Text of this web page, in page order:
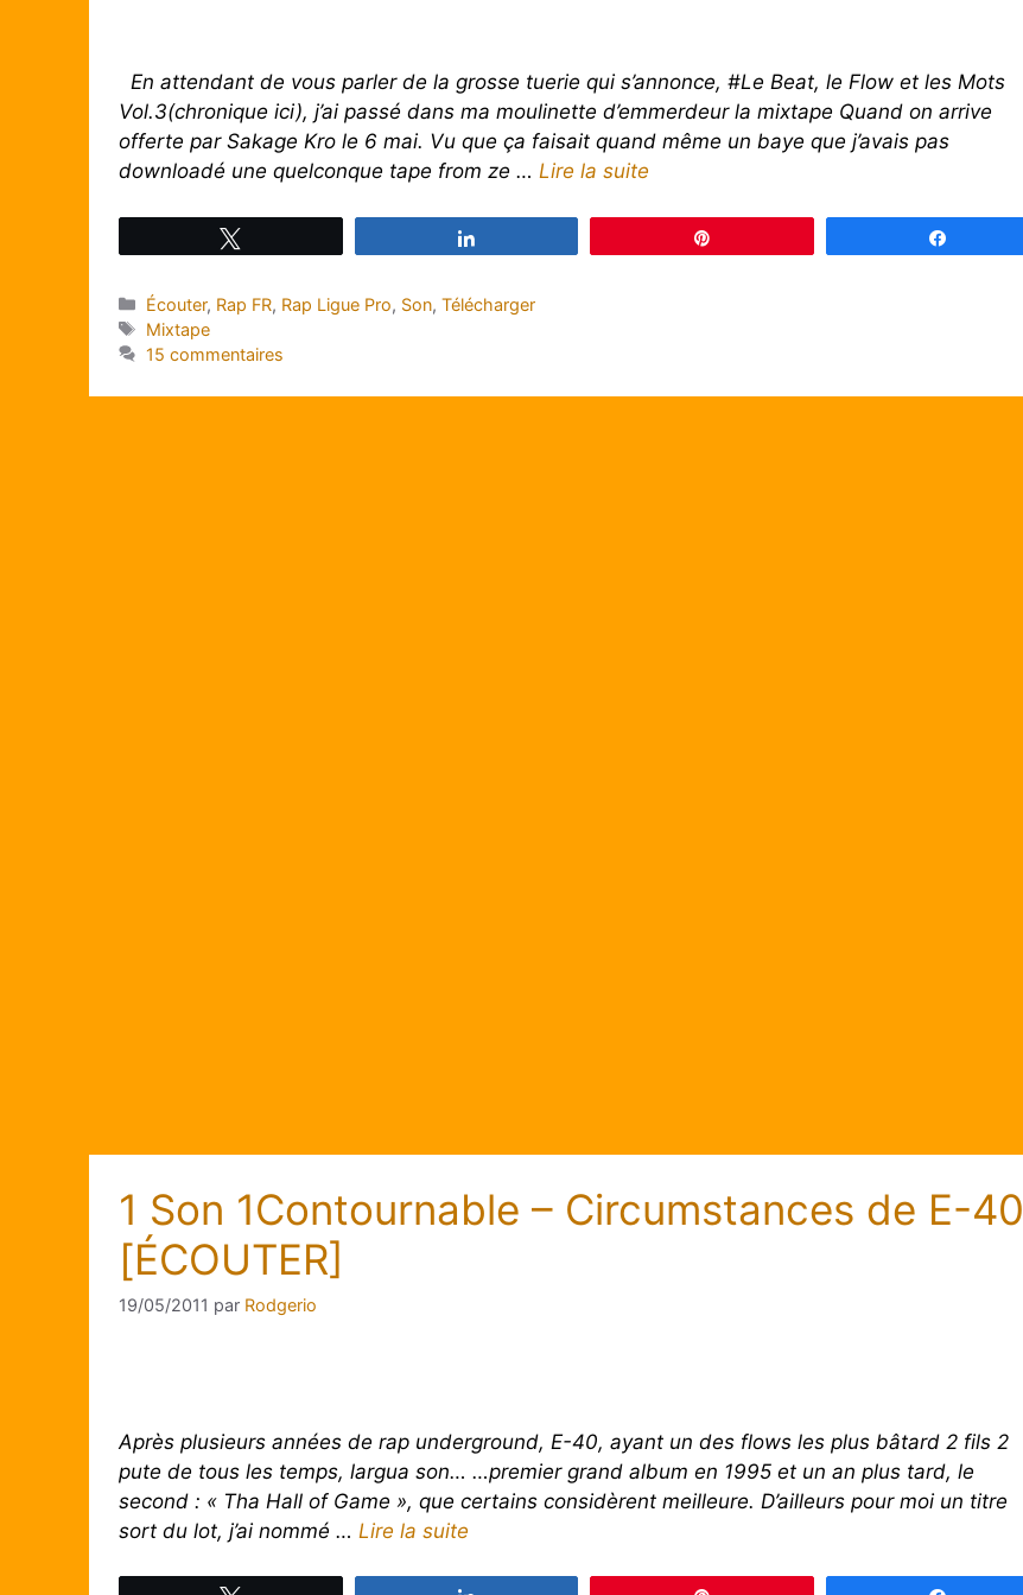
En attendant de vous parler de la grosse tuerie qui s’annonce, #Le Beat, le Flow et les Mots
Vol.3(chronique ici), j’ai passé dans ma moulinette d’emmerdeur la mixtape Quand on arrive
offerte par Sakage Kro le 6 mai. Vu que ça faisait quand même un baye que j’avais pas
downloadé une quelconque tape from ze … Lire la suite
Catégories
Écouter, Rap FR, Rap Ligue Pro, Son,Télécharger
Étiquettes
Mixtape
15 commentaires
1 Son 1Contournable – Circumstances de E-40
[ÉCOUTER]
19/05/2011 par Rodgerio
Après plusieurs années de rap underground, E-40, ayant un des flows les plus bâtard 2 fils 2
pute de tous les temps, largua son… …premier grand album en 1995 et un an plus tard, le
second : « Tha Hall of Game », que certains considèrent meilleure. D’ailleurs pour moi un titre
sort du lot, j’ai nommé … Lire la suite